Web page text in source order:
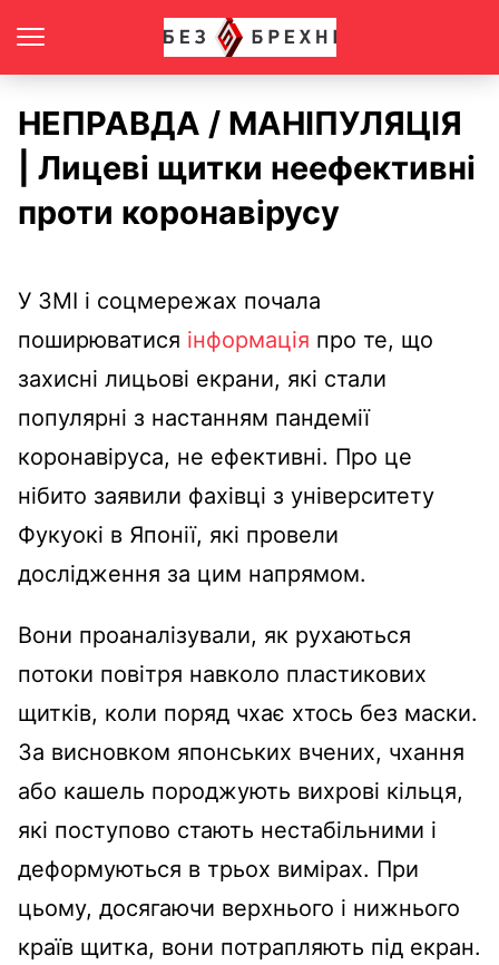
НЕПРАВДА / МАНІПУЛЯЦІЯ
| Лицеві щитки неефективні
проти коронавірусу
У ЗМІ і соцмережах почала
поширюватися інформація про те, що
захисні лицьові екрани, які стали
популярні з настанням пандемії
коронавіруса, не ефективні. Про це
нібито заявили фахівці з університету
Фукуокі в Японії, які провели
дослідження за цим напрямом.
Вони проаналізували, як рухаються
потоки повітря навколо пластикових
щитків, коли поряд чхає хтось без маски.
За висновком японських вчених, чхання
або кашель породжують вихрові кільця,
які поступово стають нестабільними і
деформуються в трьох вимірах. При
цьому, досягаючи верхнього і нижнього
країв щитка, вони потрапляють під екран.